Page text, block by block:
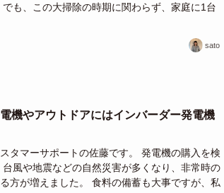
も、この大掃除の時期に関わらず、家庭に1台
sato
機やアウトドアにはインバーダー発電機
タマーサポートの佐藤です。 発電機の購入を検
風や地震などの自然災害が多くなり、非常時の
方が増えました。 食料の備蓄も大事ですが、私